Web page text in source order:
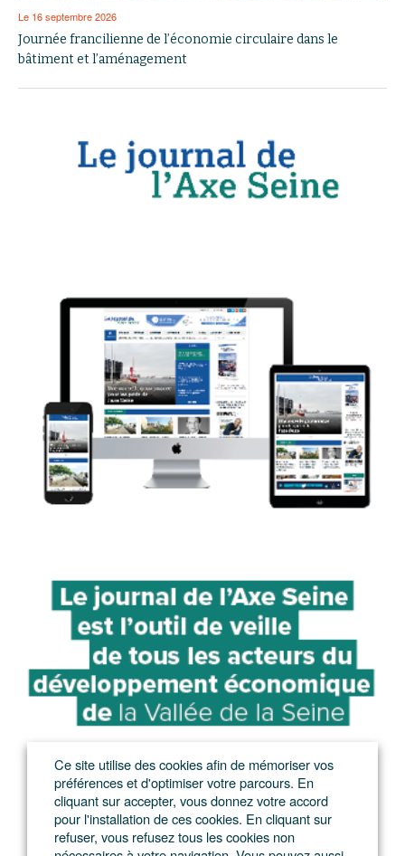
Le 16 septembre 2026
Journée francilienne de l’économie circulaire dans le
bâtiment et l’aménagement
Ce site utilise des cookies afin de mémoriser vos
préférences et d'optimiser votre parcours. En
cliquant sur accepter, vous donnez votre accord
pour l'installation de ces cookies. En cliquant sur
refuser, vous refusez tous les cookies non